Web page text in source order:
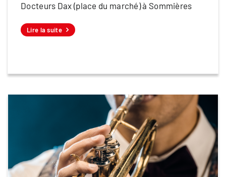
Docteurs Dax (place du marché) à Sommières
Lire la suite